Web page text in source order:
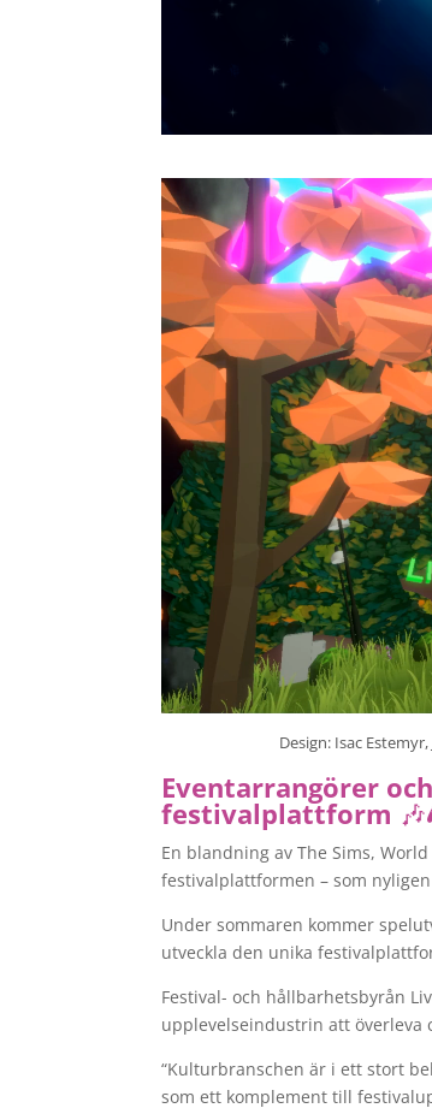
Design: Isac
Eventarrangörer
festivalplattform
En blandning av The Sims,
festivalplattformen – som
Under sommaren kommer
utveckla den unika
Festival- och hållbarhetsbyrån
upplevelseindustrin att överleva
“Kulturbranschen är i ett stort
som ett komplement till